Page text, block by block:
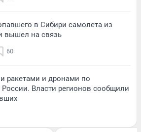
в Сибири самолета из
вышел на связь
60
ракетами и дронами по
России. Власти регионов сообщили